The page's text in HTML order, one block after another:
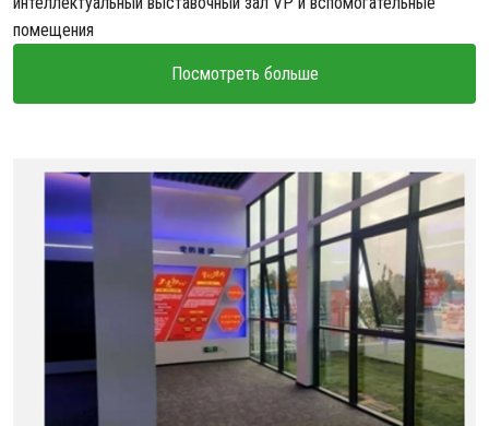
помещения
Посмотреть больше